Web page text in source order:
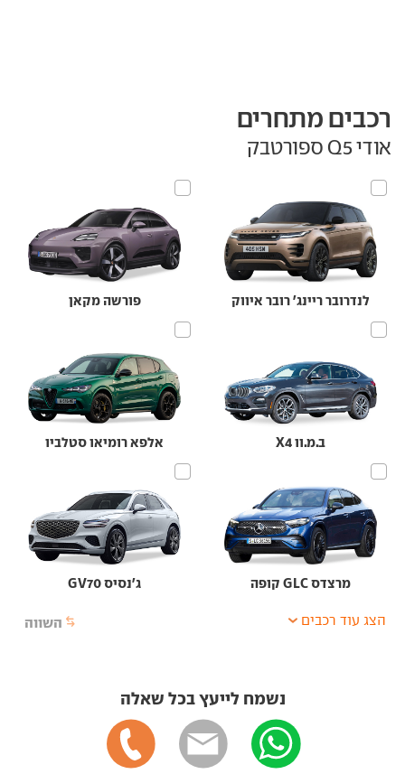
רכבים מתחרים
אודי Q5 ספורטבק
לנדרובר ריינג' רובר איווק פורשה מקאן
ב.מ.וו X4 אלפא רומיאו סטלביו
מרצדס GLC קופה ג'נסיס GV70
השווה הצג עוד רכבים
נשמח לייעץ בכל שאלה